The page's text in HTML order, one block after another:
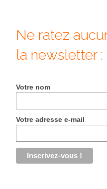
Ne ratez
la newsletter :
Votre nom
Votre adresse e-mail